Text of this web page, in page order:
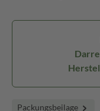
Packungsbeilage